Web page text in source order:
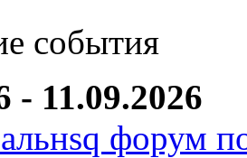
события
- 11.09.2026
форум